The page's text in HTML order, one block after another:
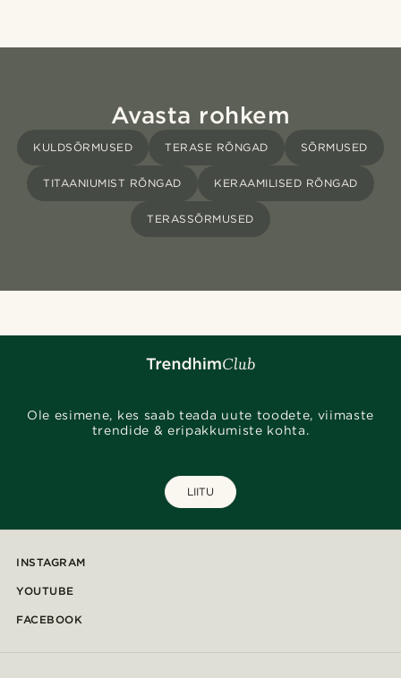
Avasta rohkem
KULDSÕRMUSED TERASE RÕNGAD SÕRMUSED
TITAANIUMIST RÕNGAD KERAAMILISED RÕNGAD
TERASSÕRMUSED
Ole esimene, kes saab teada uute toodete, viimaste
trendide & eripakkumiste kohta.
LIITU
INSTAGRAM
YOUTUBE
FACEBOOK